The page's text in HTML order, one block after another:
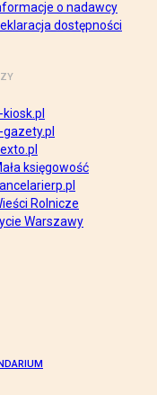
o nadawcy
dostępności
kiosk.pl
gazety.pl
księgowość
Rolnicze
Warszawy